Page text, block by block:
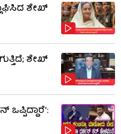
ಶೇಖ್
ಶೇಖ್